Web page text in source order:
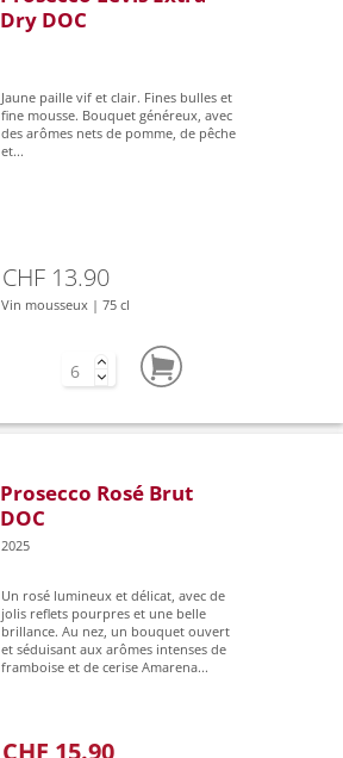
Dry DOC
Jaune paille vif et clair. Fines bulles et
fine mousse. Bouquet généreux, avec
des arômes nets de pomme, de pêche
et...
CHF 13.90
Vin mousseux | 75 cl
Prosecco Rosé Brut
DOC
2025
Un rosé lumineux et délicat, avec de
jolis reflets pourpres et une belle
brillance. Au nez, un bouquet ouvert
et séduisant aux arômes intenses de
framboise et de cerise Amarena...